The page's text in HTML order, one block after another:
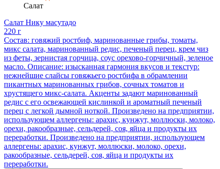
Салат
Салат Нику масутадо
220 г
Состав: говяжий ростбиф, маринованные грибы, томаты,
микс салата, маринованный редис, печеный перец, крем чиз
из феты, зернистая горчица, соус орехово-горчичный, зеленое
масло. Описание: изысканная гармония вкусов и текстур:
нежнейшие слайсы говяжьего ростбифа в обрамлении
пикантных маринованных грибов, сочных томатов и
хрустящего микс-салата. Акценты задают маринованный
редис с его освежающей кислинкой и ароматный печеный
перец с легкой дымной ноткой. Произведено на предприятии,
использующем аллергены: арахис, кунжут, моллюски, молоко,
орехи, ракообразные, сельдерей, соя, яйца и продукты их
переработки. Произведено на предприятии, использующем
аллергены: арахис, кунжут, моллюски, молоко, орехи,
ракообразные, сельдерей, соя, яйца и продукты их
переработки.